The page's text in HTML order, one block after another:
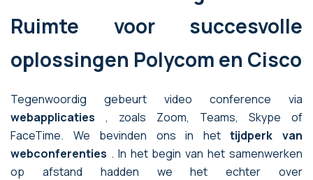
Ruimte voor succesvolle
oplossingen Polycom en Cisco
Tegenwoordig gebeurt video conference via
webapplicaties , zoals Zoom, Teams, Skype of
FaceTime. We bevinden ons in hettijdperk van
webconferenties . In het begin van het samenwerken
op afstand hadden we het echter over